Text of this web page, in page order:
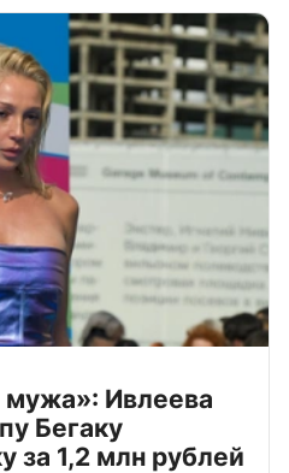
мужа»: Ивлеева
Бегаку
за 1,2 млн рублей